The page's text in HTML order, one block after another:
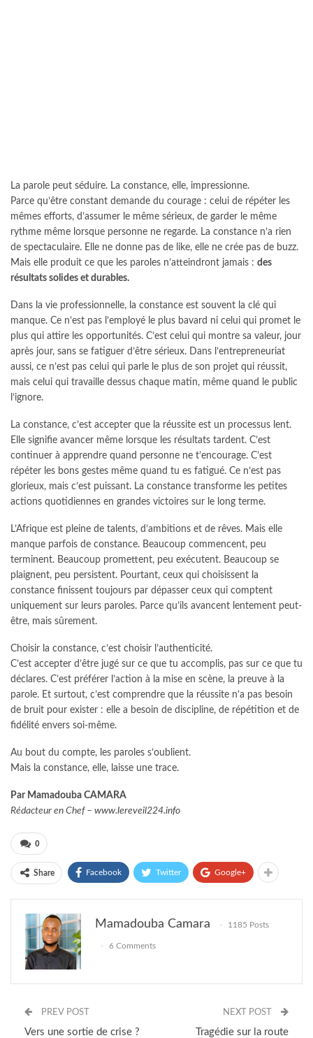
La parole peut séduire. La constance, elle, impressionne.
Parce qu’être constant demande du courage : celui de répéter les
mêmes efforts, d’assumer le même sérieux, de garder le même
rythme même lorsque personne ne regarde. La constance n’a rien
de spectaculaire. Elle ne donne pas de like, elle ne crée pas de buzz.
Mais elle produit ce que les paroles n’atteindront jamais : des
résultats solides et durables.
Dans la vie professionnelle, la constance est souvent la clé qui
manque. Ce n’est pas l’employé le plus bavard ni celui qui promet le
plus qui attire les opportunités. C’est celui qui montre sa valeur, jour
après jour, sans se fatiguer d’être sérieux. Dans l’entrepreneuriat
aussi, ce n’est pas celui qui parle le plus de son projet qui réussit,
mais celui qui travaille dessus chaque matin, même quand le public
l’ignore.
La constance, c’est accepter que la réussite est un processus lent.
Elle signifie avancer même lorsque les résultats tardent. C’est
continuer à apprendre quand personne ne t’encourage. C’est
répéter les bons gestes même quand tu es fatigué. Ce n’est pas
glorieux, mais c’est puissant. La constance transforme les petites
actions quotidiennes en grandes victoires sur le long terme.
L’Afrique est pleine de talents, d’ambitions et de rêves. Mais elle
manque parfois de constance. Beaucoup commencent, peu
terminent. Beaucoup promettent, peu exécutent. Beaucoup se
plaignent, peu persistent. Pourtant, ceux qui choisissent la
constance finissent toujours par dépasser ceux qui comptent
uniquement sur leurs paroles. Parce qu’ils avancent lentement peut-
être, mais sûrement.
Choisir la constance, c’est choisir l’authenticité.
C’est accepter d’être jugé sur ce que tu accomplis, pas sur ce que tu
déclares. C’est préférer l’action à la mise en scène, la preuve à la
parole. Et surtout, c’est comprendre que la réussite n’a pas besoin
de bruit pour exister : elle a besoin de discipline, de répétition et de
fidélité envers soi-même.
Au bout du compte, les paroles s’oublient.
Mais la constance, elle, laisse une trace.
Par Mamadouba CAMARA
Rédacteur en Chef – www.lereveil224.info
0
Share Facebook Twitter Google+
Mamadouba Camara 1185 Posts
6 Comments
PREV POST
Vers une sortie de crise ?
NEXT POST
Tragédie sur la route